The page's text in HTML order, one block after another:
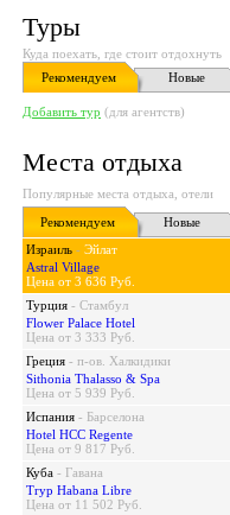
Туры
Куда поехать, где стоит отдохнуть
Рекомендуем
Новые
Добавить тур (для агентств)
Места отдыха
Популярные места отдыха, отели
Рекомендуем
Новые
Израиль - Эйлат
Astral Village
Цена от 3 636 Руб.
Турция - Стамбул
Flower Palace Hotel
Цена от 3 333 Руб.
Греция - п-ов. Халкидики
Sithonia Thalasso & Spa
Цена от 5 939 Руб.
Испания - Барселона
Hotel HCC Regente
Цена от 9 817 Руб.
Куба - Гавана
Tryp Habana Libre
Цена от 11 502 Руб.